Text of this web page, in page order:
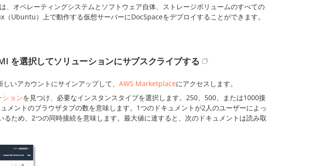
、オペレーティングシステムとソフトウェア自体、ストレージボリュームのすべての
Ubuntu）上で動作する仮想サーバーにDocSpaceをデプロイすることができます。
を選択してソリューションにサブスクライブする
いアカウントにサインアップして、 AWS Marketplaceにアクセスします。
ションを見つけ、必要なインスタンスタイプを選択します。250、500、または1000接
メントのブラウザタブの数を意味します。1つのドキュメントが2人のユーザーによっ
ため、2つの同時接続を意味します。最大値に達すると、次のドキュメントは読み取